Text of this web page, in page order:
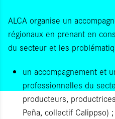
ALCA organise un
régionaux en prenant en
du secteur et les
un accompagnement et
professionnelles du
producteurs,
Peña, collectif Calippso) ;